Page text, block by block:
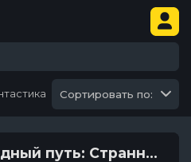
Сортировать по:
Звёздный путь: Странные новые миры